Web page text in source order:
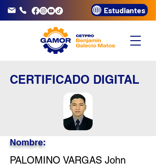
3320072 Estudiantes
CERTIFICADO DIGITAL
Nombre:
PALOMINO VARGAS John